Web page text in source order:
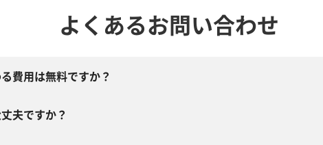
よくあるお問い合わせ
費用は無料ですか？
夫ですか？